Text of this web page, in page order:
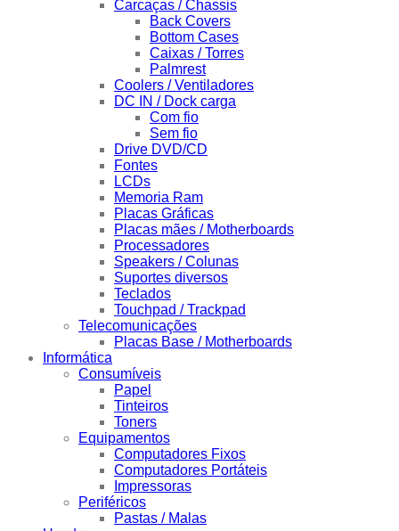
Carcaças / Chassis
Back Covers
Bottom Cases
Caixas / Torres
Palmrest
Coolers / Ventiladores
DC IN / Dock carga
Com fio
Sem fio
Drive DVD/CD
Fontes
LCDs
Memoria Ram
Placas Gráficas
Placas mães / Motherboards
Processadores
Speakers / Colunas
Suportes diversos
Teclados
Touchpad / Trackpad
Telecomunicações
Placas Base / Motherboards
Informática
Consumíveis
Papel
Tinteiros
Toners
Equipamentos
Computadores Fixos
Computadores Portáteis
Impressoras
Periféricos
Pastas / Malas